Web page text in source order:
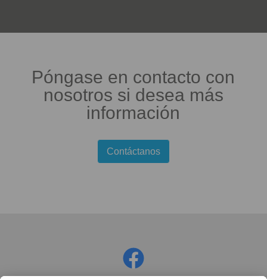
Póngase en contacto con
nosotros si desea más
información
Contáctanos